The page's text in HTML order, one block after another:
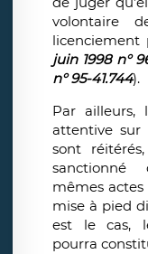
volontaire
licenciement
juin 1998 n°
n° 95-41.744).
Par ailleurs,
attentive
sont
sanctionné
mêmes
mise à pied
est le cas,
pourra